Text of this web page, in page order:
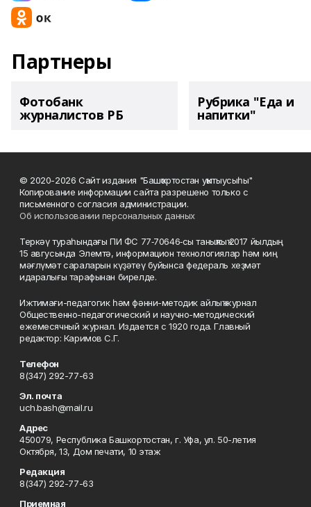
Партнеры
Фотобанк
журналистов РБ
Рубрика "Еда и
напитки"
© 2020-2026 Сайт издания "Башҡортостан уҡытыусыһы"
Копирование информации сайта разрешено только с
письменного согласия администрации.
Об использовании персональных данных
Теркәү тураһындағы ПИ ФС 77‑70646‑сы таныҡлыҡ 2017 йылдың
15 авгусында Элемтә, информацион технологиялар һәм киң
мәғлүмәт сараларын күҙәтеү буйынса федераль хеҙмәт
идаралығы тарафынан бирелде.
Ижтимағи-педагогик һәм фәнни-методик айлыҡ журнал
Общественно-педагогический и научно-методический
ежемесячный журнал. Издается с 1920 года. Главный
редактор: Каримов С.Г.
Телефон
8(347) 292-77-63
Эл. почта
uch.bash@mail.ru
Адрес
450079, Республика Башкортостан, г. Уфа, ул. 50-летия
Октября, 13, Дом печати, 10 этаж
Редакция
8(347) 292-77-63
Приемная